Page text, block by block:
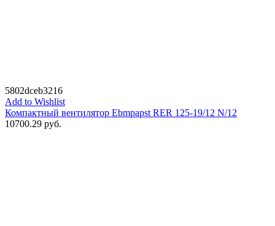
5802dceb3216
Add to Wishlist
Компактный вентилятор Ebmpapst RER 125-19/12 N/12
10700.29 руб.